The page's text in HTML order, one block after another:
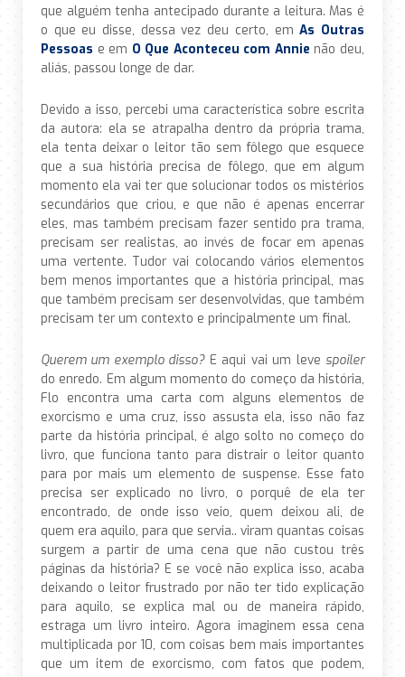
que alguém tenha antecipado durante a leitura. Mas é
o que eu disse, dessa vez deu certo, emAs Outras
Pessoas e em O Que Aconteceu com Annie não deu,
aliás, passou longe de dar.
Devido a isso, percebi uma característica sobre escrita
da autora: ela se atrapalha dentro da própria trama,
ela tenta deixar o leitor tão sem fôlego que esquece
que a sua história precisa de fôlego, que em algum
momento ela vai ter que solucionar todos os mistérios
secundários que criou, e que não é apenas encerrar
eles, mas também precisam fazer sentido pra trama,
precisam ser realistas, ao invés de focar em apenas
uma vertente. Tudor vai colocando vários elementos
bem menos importantes que a história principal, mas
que também precisam ser desenvolvidas, que também
precisam ter um contexto e principalmente um final.
Querem um exemplo disso?E aqui vai um leve spoiler
do enredo. Em algum momento do começo da história,
Flo encontra uma carta com alguns elementos de
exorcismo e uma cruz, isso assusta ela, isso não faz
parte da história principal, é algo solto no começo do
livro, que funciona tanto para distrair o leitor quanto
para por mais um elemento de suspense. Esse fato
precisa ser explicado no livro, o porquê de ela ter
encontrado, de onde isso veio, quem deixou ali, de
quem era aquilo, para que servia.. viram quantas coisas
surgem a partir de uma cena que não custou três
páginas da história? E se você não explica isso, acaba
deixando o leitor frustrado por não ter tido explicação
para aquilo, se explica mal ou de maneira rápido,
estraga um livro inteiro. Agora imaginem essa cena
multiplicada por 10, com coisas bem mais importantes
que um item de exorcismo, com fatos que podem,